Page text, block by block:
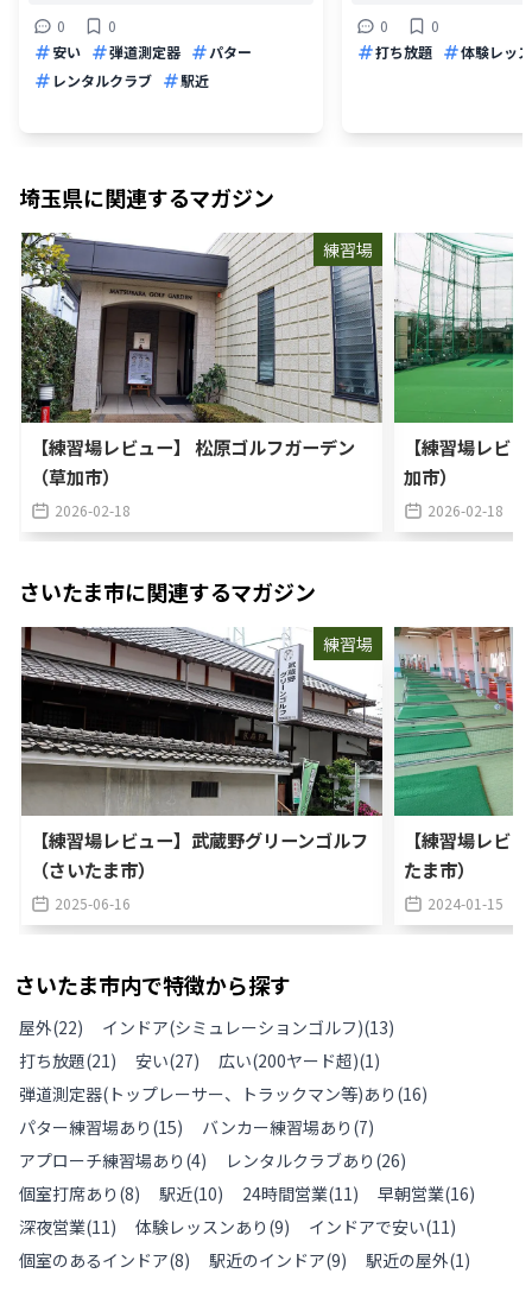
0
0
安い
弾道測定器
パター
レンタルクラブ
駅近
0
0
打ち放題
体験レッ
埼玉県に関連するマガジン
練習場
【練習場レビュー】 松原ゴルフガーデン
（草加市）
2026-02-18
【練習場レビ
加市）
2026-02-18
さいたま市に関連するマガジン
練習場
【練習場レビュー】武蔵野グリーンゴルフ
（さいたま市）
2025-06-16
【練習場レビ
たま市）
2024-01-15
さいたま市内で特徴から探す
屋外(22) インドア(シミュレーションゴルフ)(13)
打ち放題(21) 安い(27) 広い(200ヤード超)(1)
弾道測定器(トップレーサー、トラックマン等)あり (16)
パター練習場あり (15) バンカー練習場あり (7)
アプローチ練習場あり (4) レンタルクラブあり (26)
個室打席あり (8) 駅近(10) 24時間営業(11) 早朝営業(16)
深夜営業(11) 体験レッスンあり (9) インドアで安い(11)
個室のあるインドア(8) 駅近のインドア(9) 駅近の屋外(1)